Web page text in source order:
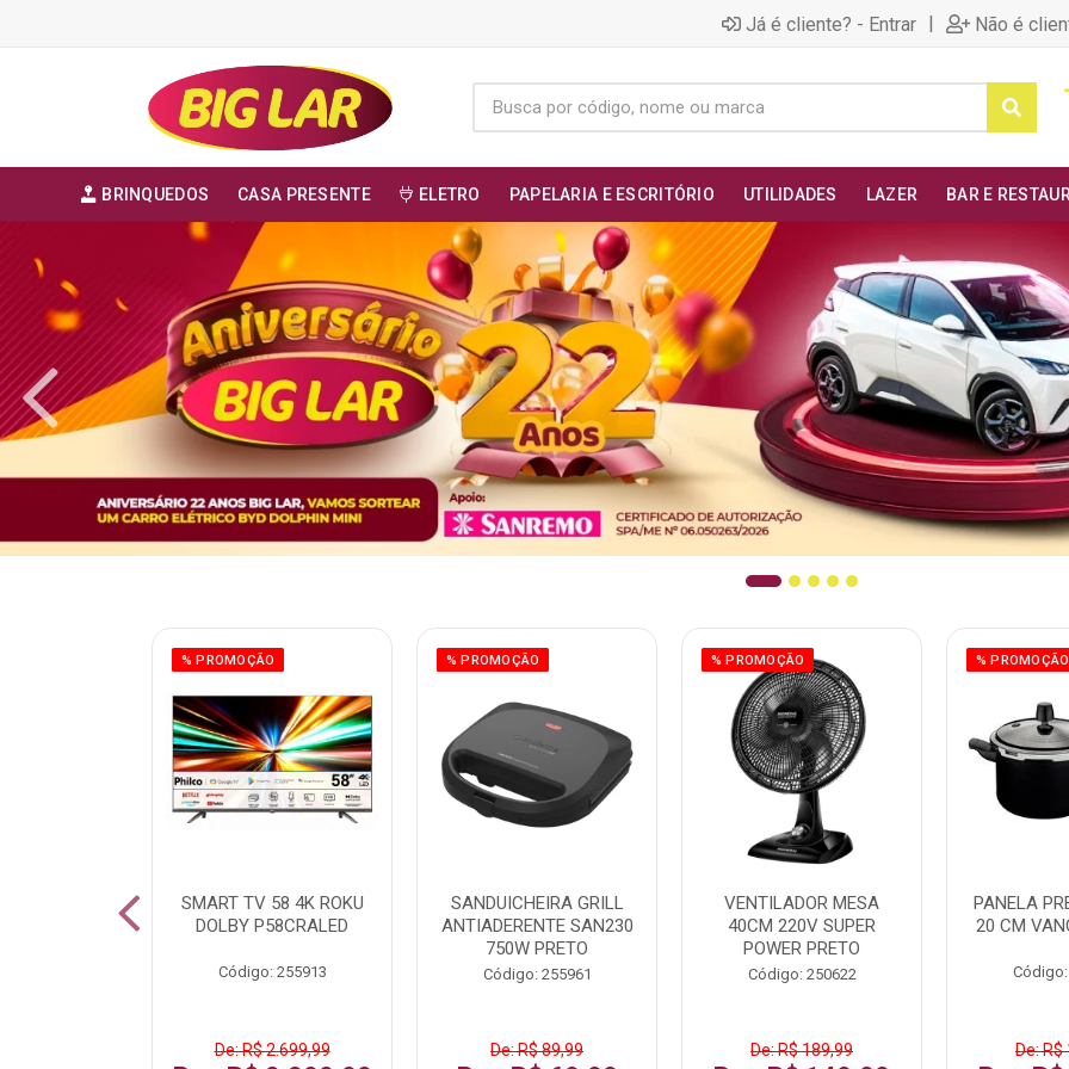
Já é cliente? - Entrar | Não é
BRINQUEDOS CASA PRESENTE ELETRO PAPELARIA E ESCRITÓRIO UTILIDADES LAZER BAR E
% PROMOÇÃO
SMART TV 58 4K ROKU
DOLBY P58CRALED
Código: 255913
De: R$ 2.699,99
% PROMOÇÃO
SANDUICHEIRA GRILL
ANTIADERENTE SAN230
750W PRETO
Código: 255961
De: R$ 89,99
% PROMOÇÃO
VENTILADOR MESA
40CM 220V SUPER
POWER PRETO
Código: 250622
De: R$ 189,99
% PROMOÇÃO
PANELA
20 CM
De: R$